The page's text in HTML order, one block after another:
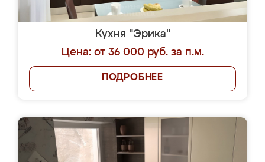
Кухня "Эрика"
Цена: от 36 000 руб. за п.м.
ПОДРОБНЕЕ